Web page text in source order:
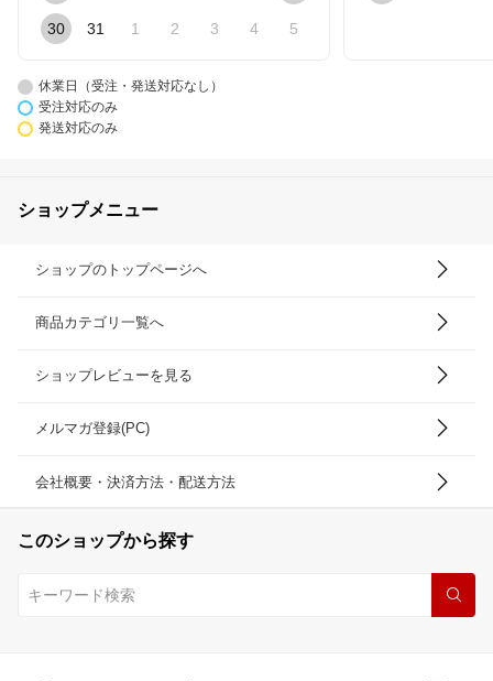
30 31 1 2 3 4 5
休業日（受注・発送対応なし）
受注対応のみ
発送対応のみ
ショップメニュー
ショップのトップページへ
商品カテゴリ一覧へ
ショップレビューを見る
メルマガ登録(PC)
会社概要・決済方法・配送方法
このショップから探す